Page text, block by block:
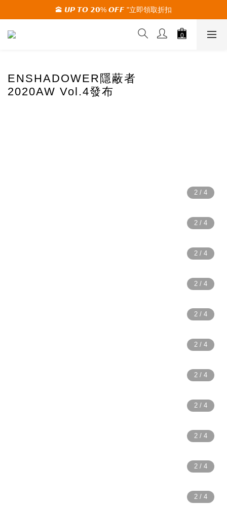
🚚夏季活動期間 滿2000限時免運🚚
🕋 𝙐𝙋 𝙏𝙊 𝟮𝟬% 𝙊𝙁𝙁 "立即領取折扣
🚚夏季活動期間 滿2000限時免運🚚
ENSHADOWER隱蔽者
2020AW Vol.4發布